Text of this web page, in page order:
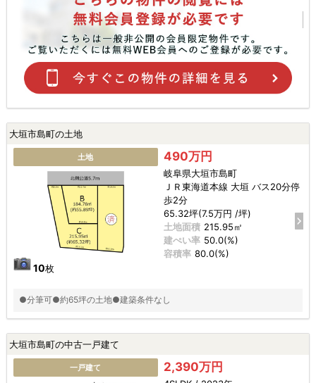
大垣市島町の土地
土地
10枚
490万円
岐阜県大垣市島町
ＪＲ東海道本線 大垣 バス20分停
歩2分
65.32坪(7.5万円 /坪)
土地面積 215.95㎡
建ぺい率 50.0(%)
容積率 80.0(%)
●分筆可●約65坪の土地●建築条件なし
大垣市島町の中古一戸建て
一戸建て 2,390万円